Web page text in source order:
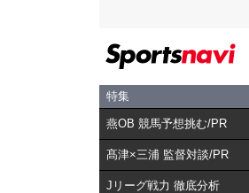
特集
燕OB 競馬予想挑む/PR
髙津×三浦 監督対談/PR
Jリーグ戦力 徹底分析